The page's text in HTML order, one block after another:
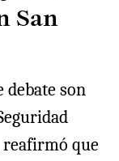
San
debate son
que